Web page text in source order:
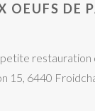
OEUFS DE
petite
15, 6440